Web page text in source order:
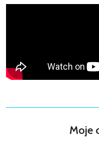
osobnú modlitbu. Toto
Moje